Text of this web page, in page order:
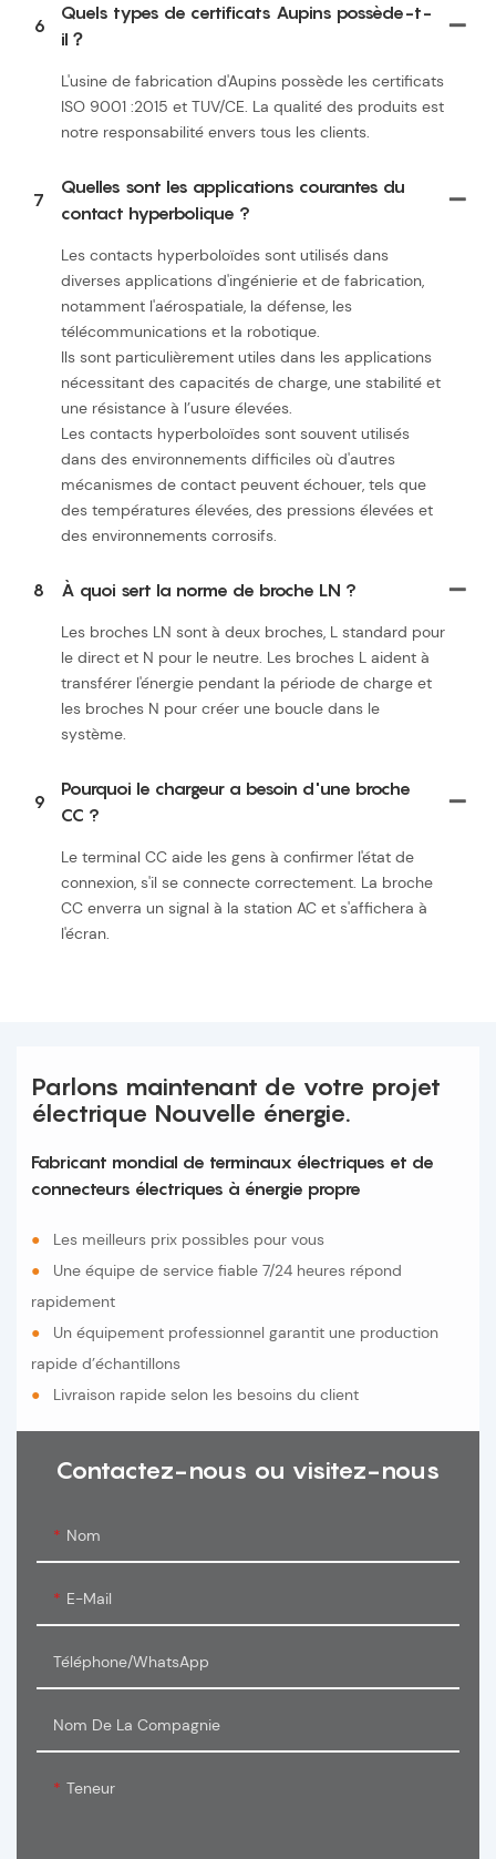
6
Quels types de certificats Aupins possède-t-
il？
L'usine de fabrication d'Aupins possède les certificats
ISO 9001 :2015 et TUV/CE. La qualité des produits est
notre responsabilité envers tous les clients.
7
Quelles sont les applications courantes du
contact hyperbolique ?
Les contacts hyperboloïdes sont utilisés dans
diverses applications d'ingénierie et de fabrication,
notamment l'aérospatiale, la défense, les
télécommunications et la robotique.
Ils sont particulièrement utiles dans les applications
nécessitant des capacités de charge, une stabilité et
une résistance à l’usure élevées.
Les contacts hyperboloïdes sont souvent utilisés
dans des environnements difficiles où d'autres
mécanismes de contact peuvent échouer, tels que
des températures élevées, des pressions élevées et
des environnements corrosifs.
8 À quoi sert la norme de broche LN ?
Les broches LN sont à deux broches, L standard pour
le direct et N pour le neutre. Les broches L aident à
transférer l'énergie pendant la période de charge et
les broches N pour créer une boucle dans le
système.
9
Pourquoi le chargeur a besoin d'une broche
CC ?
Le terminal CC aide les gens à confirmer l'état de
connexion, s'il se connecte correctement. La broche
CC enverra un signal à la station AC et s'affichera à
l'écran.
Parlons maintenant de votre projet
électrique Nouvelle énergie.
Fabricant mondial de terminaux électriques et de
connecteurs électriques à énergie propre
●
Les meilleurs prix possibles pour vous
●
Une équipe de service fiable 7/24 heures répond
rapidement
●
Un équipement professionnel garantit une production
rapide d’échantillons
●
Livraison rapide selon les besoins du client
Contactez-nous ou visitez-nous
Nom
E-Mail
Téléphone/WhatsApp
Nom De La Compagnie
Teneur